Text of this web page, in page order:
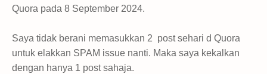
Quora pada 8 September 2024.
Saya tidak berani memasukkan 2 post sehari d Quora
untuk elakkan SPAM issue nanti. Maka saya kekalkan
dengan hanya 1 post sahaja.